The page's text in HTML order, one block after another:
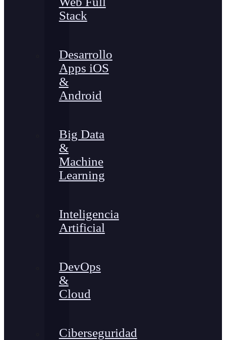
Stack
Desarrollo
Apps iOS
&
Android
Big Data
&
Machine
Learning
Inteligencia
Artificial
DevOps
&
Cloud
Ciberseguridad